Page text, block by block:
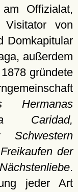
Offizialat,
Visitator von
Domkapitular
außerdem
gründete
Hermanas
Caridad,
Schwestern
der
.
jeder Art